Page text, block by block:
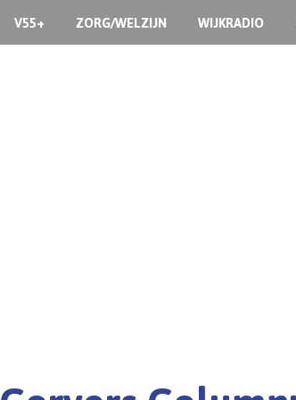
V55+ ZORG/WELZIJN WIJKRADIO